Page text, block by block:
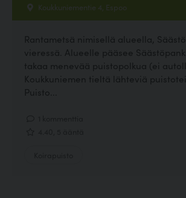
Koukkuniementie 4, Espoo
Rantametsä nimisellä alueella,
vieressä. Alueelle pääsee
takaa menevää puistopolkua (ei
Koukkuniemen tieltä lähteviä
Puisto...